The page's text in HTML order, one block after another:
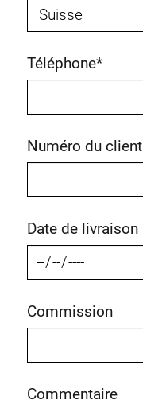
Téléphone*
Numéro du client
Date de
Commission
Commentaire